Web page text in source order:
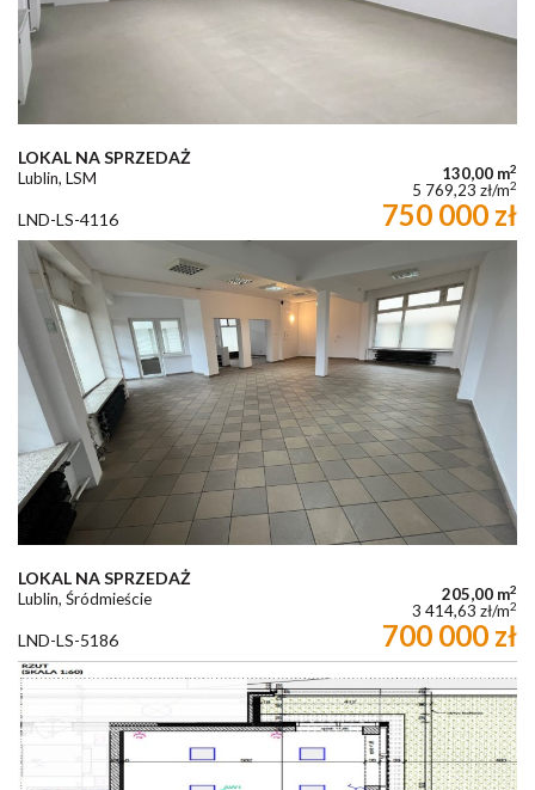
LOKAL NA SPRZEDAŻ
Lublin, LSM 130,00 m2
5 769,23 zł/m2
LND-LS-4116 750 000 zł
LOKAL NA SPRZEDAŻ
Lublin, Śródmieście 205,00 m2
3 414,63 zł/m2
LND-LS-5186 700 000 zł